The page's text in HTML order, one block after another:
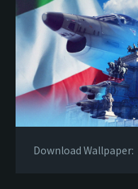
Download Wallpaper: